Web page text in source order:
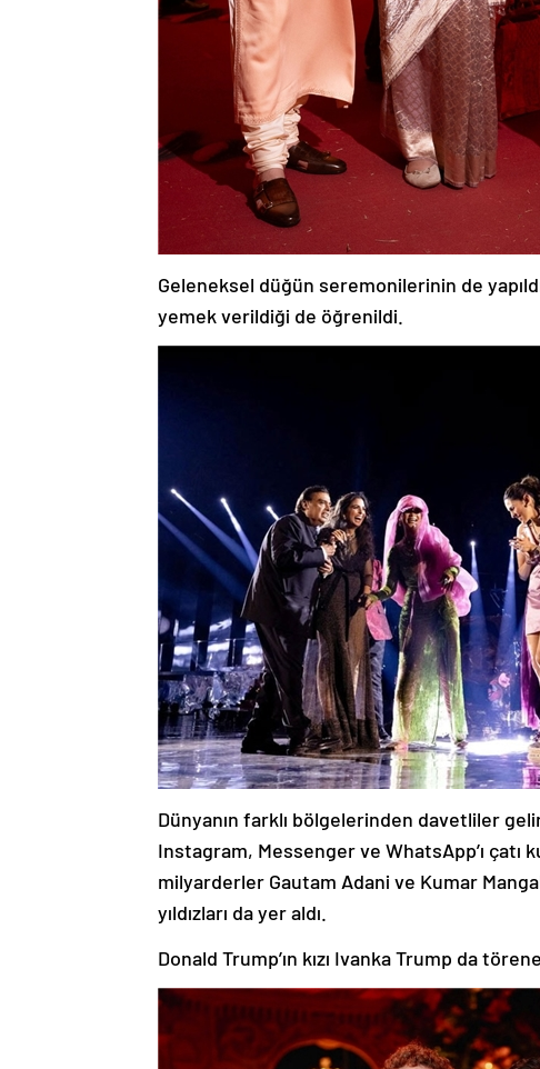
Geleneksel düğün seremonilerinin de
yemek verildiği de öğrenildi.
Dünyanın farklı bölgelerinden davetliler
Instagram, Messenger ve WhatsApp’ı çatı
milyarderler Gautam Adani ve Kumar
yıldızları da yer aldı.
Donald Trump’ın kızı Ivanka Trump da